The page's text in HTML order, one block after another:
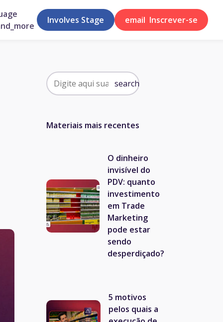
Involves Stage email Inscrever-se
search
Materiais mais recentes
O dinheiro
invisível do
PDV: quanto
investimento
em Trade
Marketing
pode estar
sendo
desperdiçado?
5 motivos
pelos quais a